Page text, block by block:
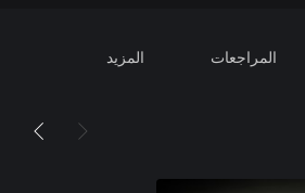
المراجعات المزيد